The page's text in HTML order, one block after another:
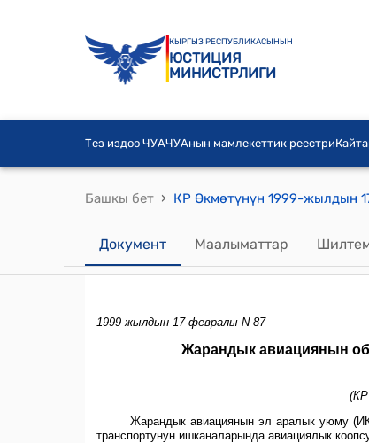
КЫРГЫЗ РЕСПУБЛИКАСЫНЫН
ЮСТИЦИЯ
МИНИСТРЛИГИ
Тез издөө ЧУАЧУАнын мамлекеттик реестри
Башкы бет ›
Документ Маалыматтар